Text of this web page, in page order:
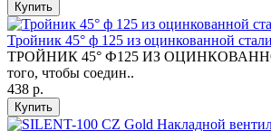
Купить
Тройник 45° ф 125 из оцинкованной
ТРОЙНИК 45° Ф125 ИЗ
того, чтобы соедин..
438 р.
Купить